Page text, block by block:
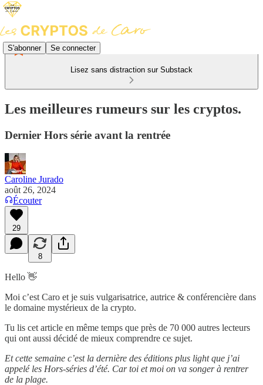
S'abonner Se connecter
Lisez sans distraction sur Substack
Les meilleures rumeurs sur les cryptos.
Dernier Hors série avant la rentrée
Caroline Jurado
août 26, 2024
Écouter
29
8
Hello 👋
Moi c’est Caro et je suis vulgarisatrice, autrice & conférencière dans
le domaine mystérieux de la crypto.
Tu lis cet article en même temps que près de 70 000 autres lecteurs
qui ont aussi décidé de mieux comprendre ce sujet.
Et cette semaine c’est la dernière des éditions plus light que j’ai
appelé les Hors-séries d’été. Car toi et moi on va songer à rentrer
de la plage.